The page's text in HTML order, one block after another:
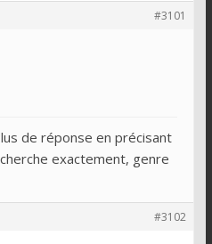
#3101
de réponse en précisant
exactement, genre
#3102